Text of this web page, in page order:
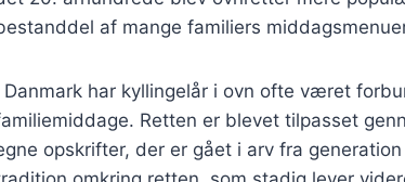
af mange familiers
Danmark har kyllingelår i ovn ofte været
Retten er blevet tilpasset
opskrifter, der er gået i arv fra